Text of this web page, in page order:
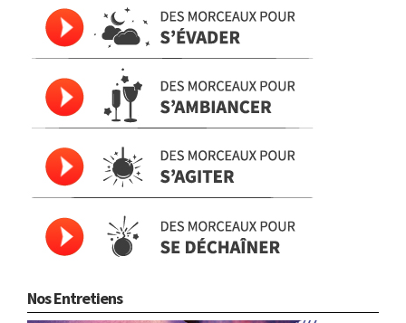
Nos Entretiens